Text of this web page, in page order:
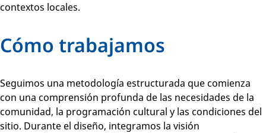
contextos locales.
Cómo trabajamos
Seguimos una metodología estructurada que comienza
con una comprensión profunda de las necesidades de la
comunidad, la programación cultural y las condiciones del
sitio. Durante el diseño, integramos la visión